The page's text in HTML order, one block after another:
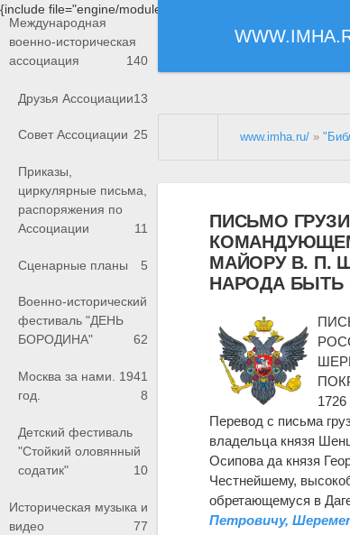
{include file="engine/modules/saperu/head.php"}
Международная
военно-историческая
ассоциация
140
Друзья Ассоциации13
Совет Ассоциации 25
Приказы,
циркулярные письма,
распоряжения по
Ассоциации
11
Сценарные планы 5
Военно-исторический
фестиваль "ДЕНЬ
БОРОДИНА"
62
Москва за нами. 1941
год.
8
Детский фестиваль
"Стойкий оловянный
содатик"
10
Историческая музыка и
видео
77
www.imha.ru/ »
ПИСЬМО
МАЙОРУ В. П.
НАРОДА БЫТЬ
1726
Перевод с письма
владельца князя
Осипова да князя
Честнейшему,
обретающемуся в
Петровичу,